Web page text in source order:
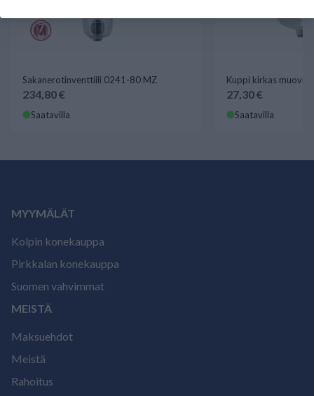
Sakanerotinventtiili 0241-80 MZ
234,80 €
Saatavilla
Kuppi kirkas muovi
27,30 €
Saatavilla
MYYMÄLÄT
Kolpin konekauppa
Pirkkalan konekauppa
Suomen vahvimmat
MEISTÄ
Maksuehdot
Meistä
Rahoitus